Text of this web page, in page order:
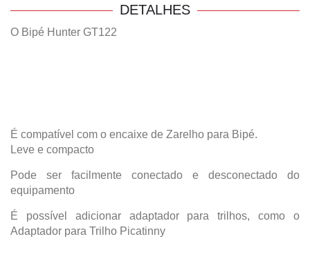
DETALHES
O Bipé Hunter GT122
É compatível com o encaixe de Zarelho para Bipé.
Leve e compacto
Pode ser facilmente conectado e desconectado do
equipamento
É possível adicionar adaptador para trilhos, como o
Adaptador para Trilho Picatinny